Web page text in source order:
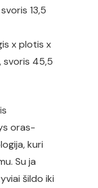
13,5
x plotis x
svoris 45,5
oras-
kuri
Su ja
šildo iki